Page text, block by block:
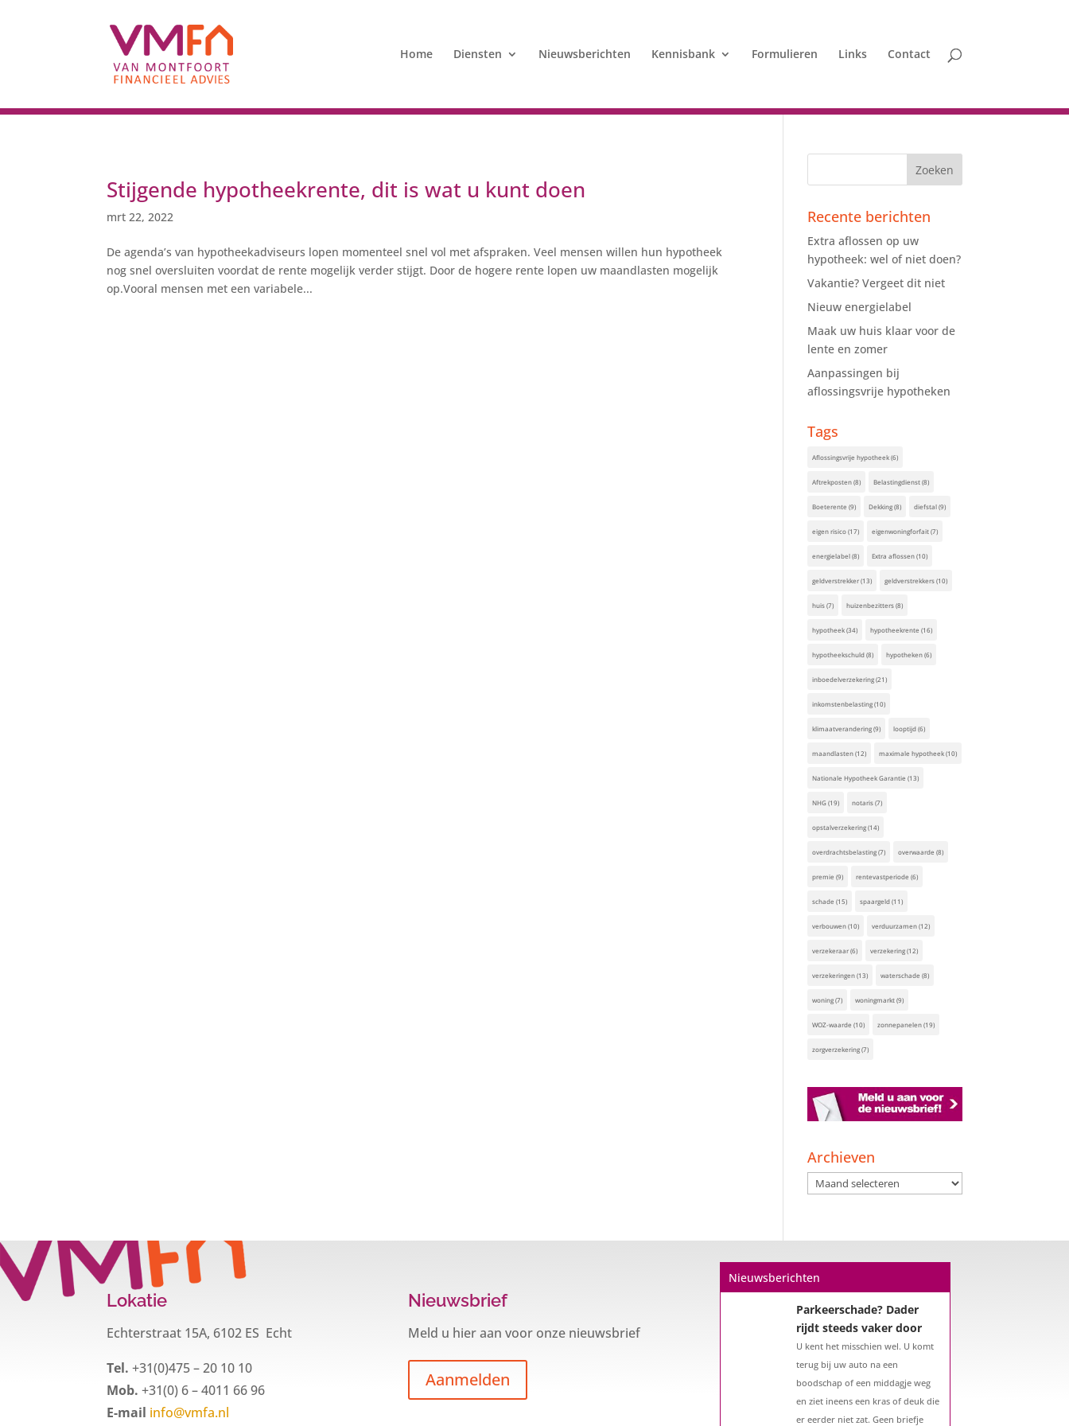
Home Diensten Nieuwsberichten Kennisbank Formulieren Links Contact
Stijgende hypotheekrente, dit is wat u kunt doen
mrt 22, 2022
De agenda’s van hypotheekadviseurs lopen momenteel snel vol met afspraken. Veel mensen willen hun hypotheek
nog snel oversluiten voordat de rente mogelijk verder stijgt. Door de hogere rente lopen uw maandlasten mogelijk
op.Vooral mensen met een variabele...
Recente berichten
Extra aflossen op uw
hypotheek: wel of niet doen?
Vakantie? Vergeet dit niet
Nieuw energielabel
Maak uw huis klaar voor de
lente en zomer
Aanpassingen bij
aflossingsvrije hypotheken
Tags
Aflossingsvrije hypotheek(6)
Aftrekposten(8) Belastingdienst(8)
Boeterente (9) Dekking(8) diefstal(9)
eigen risico(17) eigenwoningforfait(7)
energielabel(8) Extra aflossen(10)
geldverstrekker(13) geldverstrekkers(10)
huis(7) huizenbezitters(8)
hypotheek(34) hypotheekrente (16)
hypotheekschuld(8) hypotheken(6)
inboedelverzekering(21)
inkomstenbelasting(10)
klimaatverandering(9) looptijd(6)
maandlasten(12) maximale hypotheek(10)
Nationale Hypotheek Garantie (13)
NHG(19) notaris(7)
opstalverzekering(14)
overdrachtsbelasting(7) overwaarde (8)
premie (9) rentevastperiode (6)
schade (15) spaargeld(11)
verbouwen(10) verduurzamen(12)
verzekeraar(6) verzekering(12)
verzekeringen(13) waterschade (8)
woning(7) woningmarkt(9)
WOZ-waarde (10) zonnepanelen(19)
zorgverzekering(7)
Archieven
Archieven
Lokatie
Echterstraat 15A, 6102 ES Echt
Tel. +31(0)475 – 20 10 10
Mob. +31(0) 6 – 4011 66 96
E-mail info@vmfa.nl
Nieuwsbrief
Meld u hier aan voor onze nieuwsbrief
Aanmelden
Nieuwsberichten
Parkeerschade? Dader
rijdt steeds vaker door
U kent het misschien wel. U komt
terug bij uw auto na een
boodschap of een middagje weg
en ziet ineens een kras of deuk die
er eerder niet zat. Geen briefje